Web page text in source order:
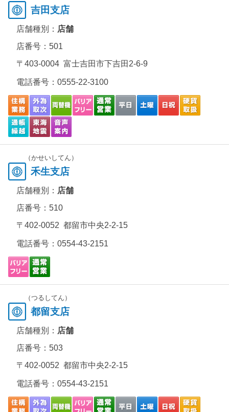
吉田支店
店舗種別： 店舗
店番号：501
〒403-0004 富士吉田市下吉田2-6-9
電話番号： 0555-22-3100
（かせいしてん）
禾生支店
店舗種別： 店舗
店番号：510
〒402-0052 都留市中央2-2-15
電話番号： 0554-43-2151
（つるしてん）
都留支店
店舗種別： 店舗
店番号：503
〒402-0052 都留市中央2-2-15
電話番号： 0554-43-2151